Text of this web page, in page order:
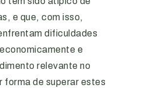
e que, com isso,
dificuldades
e
relevante no
forma de superar estes